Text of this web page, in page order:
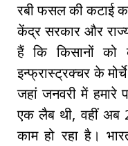
रबी फसल की कटाई
केंद्र सरकार और
हैं कि किसानों
इन्फ्रास्ट्रक्चर के
जहां जनवरी में हमारे
एक लैब थी, वहीं अब
काम हो रहा है।